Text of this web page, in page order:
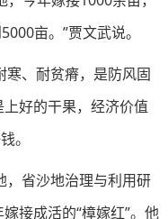
亩。”贾文武说。
、耐贫瘠，是防风固
好的干果，经济价值
。
省沙地治理与利用研
接成活的“樟嫁红”。他